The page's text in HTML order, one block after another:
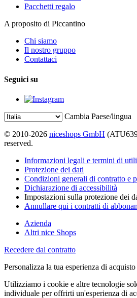
Pacchetti regalo
A proposito di Piccantino
Chi siamo
Il nostro gruppo
Contattaci
Seguici su
Cambia Paese/lingua
© 2010-2026 niceshops GmbH
reserved.
Informazioni legali e termini di
Protezione dei dati
Condizioni generali di contratto e
Dichiarazione di accessibilità
Impostazioni sulla protezione dei
Annullare qui i contratti di
Azienda
Altri nice Shops
Recedere dal contratto
Personalizza la tua esperienza di acquisto
Utilizziamo i cookie e altre tecnologie
individuale per offrirti un'esperienza di